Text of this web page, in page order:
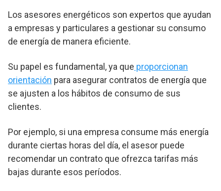
Los asesores energéticos son expertos que ayudan
a empresas y particulares a gestionar su consumo
de energía de manera eficiente.
Su papel es fundamental, ya que proporcionan
orientación para asegurar contratos de energía que
se ajusten a los hábitos de consumo de sus
clientes.
Por ejemplo, si una empresa consume más energía
durante ciertas horas del día, el asesor puede
recomendar un contrato que ofrezca tarifas más
bajas durante esos períodos.